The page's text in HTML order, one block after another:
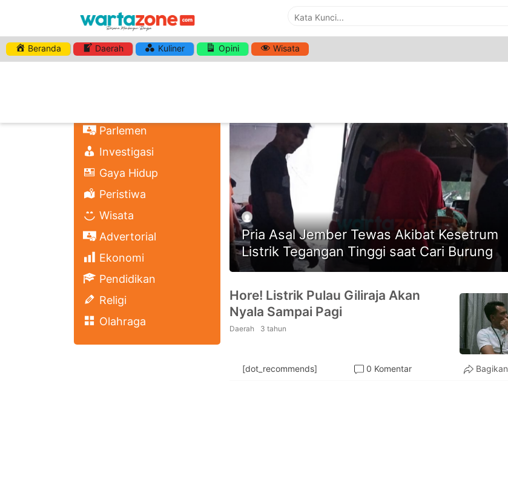
Beranda Daerah Kuliner Opini Wisata
Parlemen
Investigasi
Gaya Hidup
Peristiwa
Wisata
Advertorial
Ekonomi
Pendidikan
Religi
Olahraga
HASHTAG:LISTRIK
Pria Asal Jember Tewas Akibat Kesetrum
Listrik Tegangan Tinggi saat Cari Burung
Hore! Listrik Pulau Giliraja Akan
Nyala Sampai Pagi
Daerah 3 tahun
[dot_recommends] 0 Komentar Bagikan